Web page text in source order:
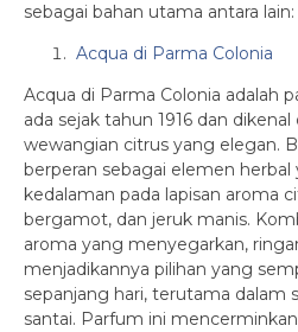
sebagai bahan utama antara lain:
Acqua di Parma Colonia
Acqua di Parma Colonia adalah
ada sejak tahun 1916 dan
wewangian citrus yang elegan.
berperan sebagai elemen
kedalaman pada lapisan aroma
bergamot, dan jeruk manis.
aroma yang menyegarkan,
menjadikannya pilihan yang
sepanjang hari, terutama dalam
santai. Parfum ini